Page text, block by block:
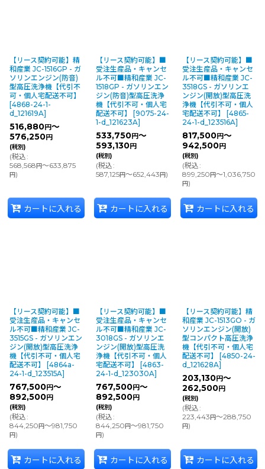
【リース契約可能】精
和産業 JC-1516GP - ガ
ソリンエンジン(防音)
型高圧洗浄機【代引不
可・個人宅配送不可】
[4868-24-1-
d_121619A]
516,880円～
576,250円
(税別)
(税込:
568,568 円～633,875
円)
カートに入れる
【リース契約可能】■
受注生産品・キャンセ
ル不可■精和産業 JC-
1518GP - ガソリンエン
ジン(防音)型高圧洗浄
機【代引不可・個人宅
配送不可】
[9075-24-
1-d_121623A]
533,750円～
593,130円
(税別)
(税込:
587,125円～652,443 円)
カートに入れる
【リース契約可能】■
受注生産品・キャンセ
ル不可■精和産業 JC-
3518GS - ガソリンエ
ンジン(開放)型高圧洗
浄機【代引不可・個人
宅配送不可】
[4865-
24-1-d_123516A]
817,500円～
942,500円
(税別)
(税込:
899,250 円～1,036,750
円)
カートに入れる
【リース契約可能】■
受注生産品・キャンセ
ル不可■精和産業 JC-
3515GS - ガソリンエン
ジン(開放)型高圧洗浄
機【代引不可・個人宅
配送不可】
[4864a-
24-1-d_123515A]
767,500円～
892,500円
(税別)
(税込:
844,250 円～981,750
円)
カートに入れる
【リース契約可能】■
受注生産品・キャンセ
ル不可■精和産業 JC-
3018GS - ガソリンエ
ンジン(開放)型高圧洗
浄機【代引不可・個人
宅配送不可】
[4863-
24-1-d_123030A]
767,500円～
892,500円
(税別)
(税込:
844,250 円～981,750
円)
カートに入れる
【リース契約可能】精
和産業 JC-1513GO - ガ
ソリンエンジン(開放)
型コンパクト高圧洗浄
機【代引不可・個人宅
配送不可】
[4850-24-
d_121628A]
203,130円～
262,500円
(税別)
(税込:
223,443 円～288,750
円)
カートに入れる